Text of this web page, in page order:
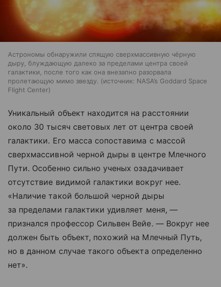
Астрономы обнаружили спящую сверхмассивную чёрную
дыру, блуждающую далеко за пределами центра своей
галактики, после того как она внезапно разорвала
пролетающую мимо звезду.
источник: NASA’s Goddard Space
Flight Center
Уникальный объект находится на расстоянии
около 30 тысяч световых лет от центра своей
галактики. Его масса сопоставима с массой
сверхмассивной черной дыры в центре Млечного
Пути. Особенно сильно ученых озадачивает
отсутствие видимой галактики вокруг нее.
«Наличие такой большой черной дыры
за пределами галактики удивляет меня, —
признался профессор Сильвен Вейе. — Вокруг нее
должен быть объект, похожий на Млечный Путь,
но в данном случае такого объекта определенно
нет».